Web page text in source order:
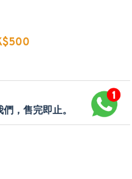
，售完即止。